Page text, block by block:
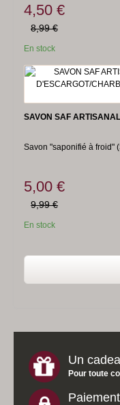
4,50 €
8,99 €
En stock
SAVON SAF
Savon "saponifié à froid"
5,00 €
9,99 €
En stock
Un
Pour toute